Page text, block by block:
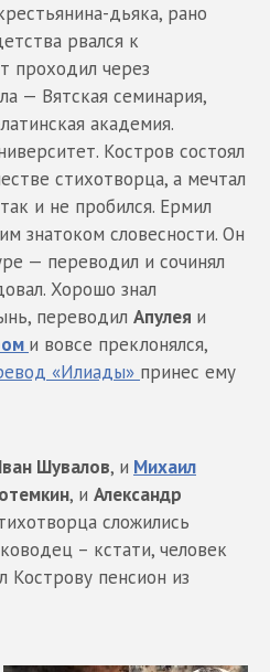
дьяка, рано
рвался к
проходил через
— Вятская семинария,
академия.
Костров состоял
стихотворца, а мечтал
и не пробился. Ермил
знатоком словесности. Он
— переводил и сочинял
Хорошо знал
переводил Апулея и
и вовсе преклонялся,
«Илиады» принес ему
Шувалов, и Михаил
, и Александр
сложились
– кстати, человек
Кострову пенсион из